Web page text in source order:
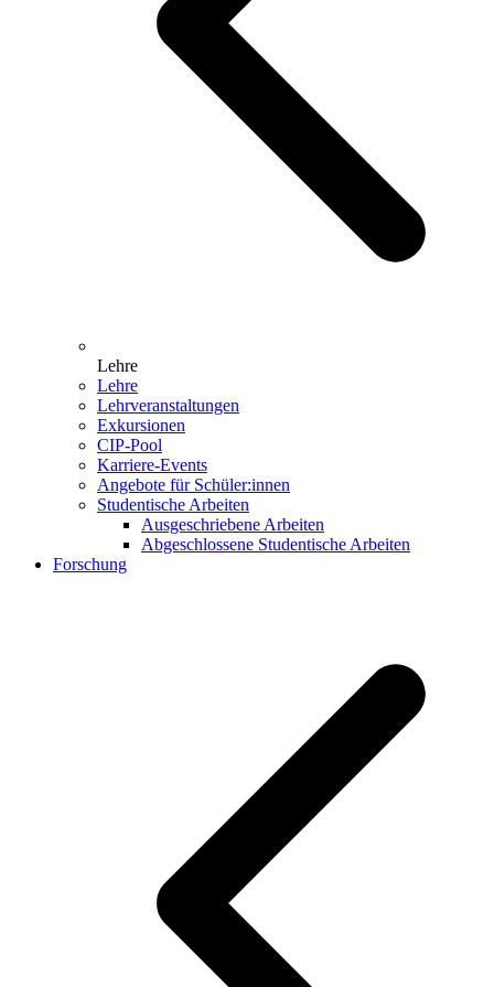
Lehre
Lehre
Lehrveranstaltungen
Exkursionen
CIP-Pool
Karriere-Events
Angebote für Schüler:innen
Studentische Arbeiten
Ausgeschriebene Arbeiten
Abgeschlossene Studentische Arbeiten
Forschung